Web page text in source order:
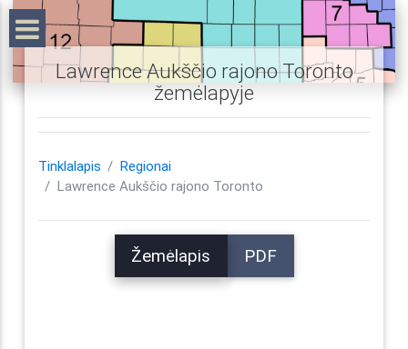
Lawrence Aukščio rajono Toronto
žemėlapyje
Tinklalapis
Regionai
Lawrence Aukščio rajono Toronto
Žemėlapis PDF